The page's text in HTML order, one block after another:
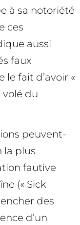
à sa notoriété
ces
aussi
faux
fait d’avoir «
volé du
peuvent-
la plus
fautive
(« Sick
des
d’un